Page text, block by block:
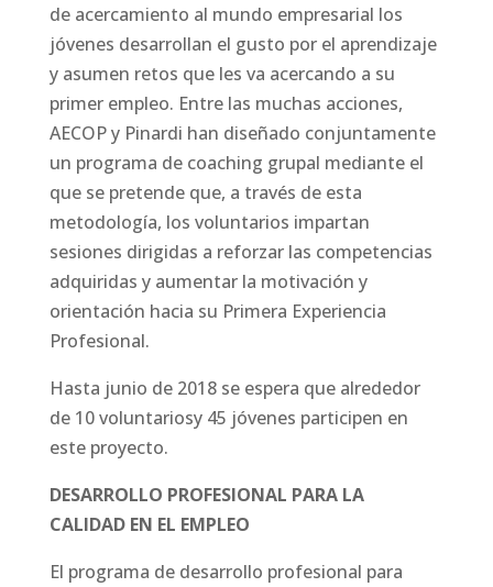
de acercamiento al mundo empresarial los
jóvenes desarrollan el gusto por el aprendizaje
y asumen retos que les va acercando a su
primer empleo. Entre las muchas acciones,
AECOP y Pinardi han diseñado conjuntamente
un programa de coaching grupal mediante el
que se pretende que, a través de esta
metodología, los voluntarios impartan
sesiones dirigidas a reforzar las competencias
adquiridas y aumentar la motivación y
orientación hacia su Primera Experiencia
Profesional.
Hasta junio de 2018 se espera que alrededor
de 10 voluntariosy 45 jóvenes participen en
este proyecto.
DESARROLLO PROFESIONAL PARA LA
CALIDAD EN EL EMPLEO
El programa de desarrollo profesional para